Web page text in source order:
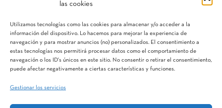
las cookies
Utilizamos tecnologías como las cookies para almacenar y/o acceder a la
información del dispositivo. Lo hacemos para mejorar la experiencia de
navegación y para mostrar anuncios (no) personalizados. El consentimiento a
estas tecnologías nos permitirá procesar datos como el comportamiento de
navegación o los ID's únicos en este sitio. No consentir o retirar el consentimiento,
puede afectar negativamente a ciertas características y funciones.
Gestionar los servicios